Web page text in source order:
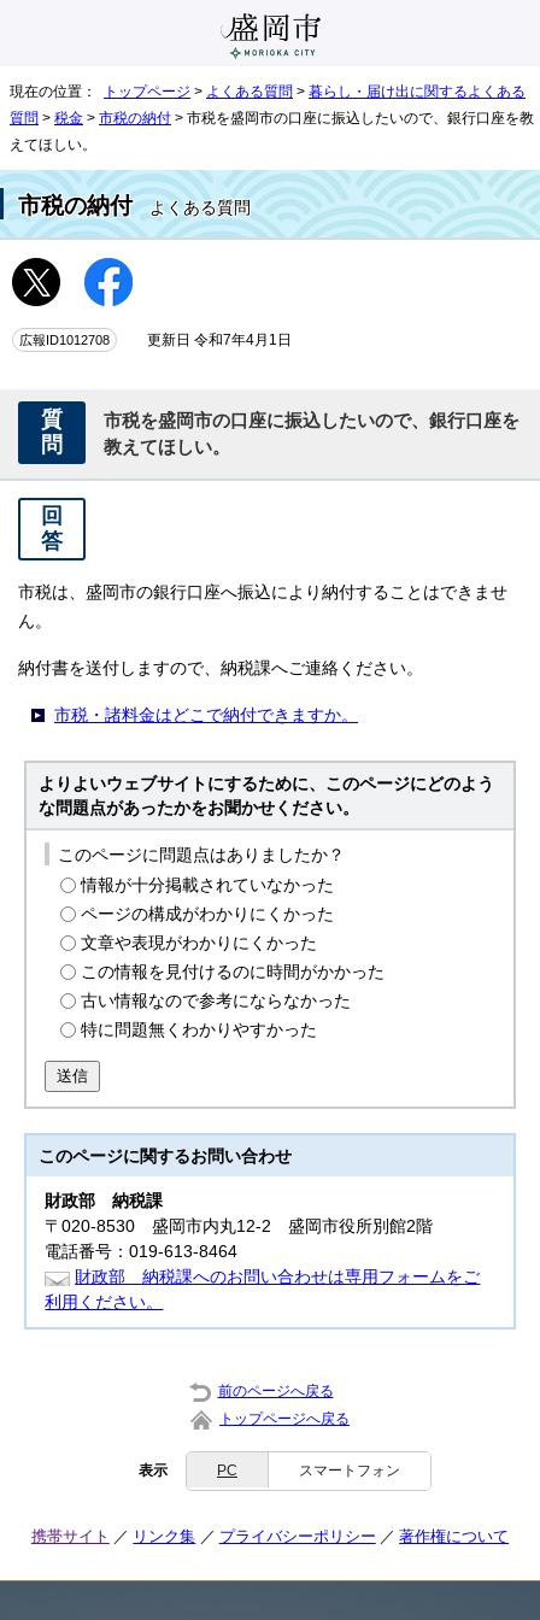
現在の位置： トップページ > よくある質問 > 暮らし・届け出に関するよくある
質問 > 税金 > 市税の納付 > 市税を盛岡市の口座に振込したいので、銀行口座を教
えてほしい。
市税の納付よくある質問
広報ID1012708 更新日 令和7年4月1日
質
問
市税を盛岡市の口座に振込したいので、銀行口座を
教えてほしい。
回
答
市税は、盛岡市の銀行口座へ振込により納付することはできませ
ん。
納付書を送付しますので、納税課へご連絡ください。
市税・諸料金はどこで納付できますか。
よりよいウェブサイトにするために、このページにどのよう
な問題点があったかをお聞かせください。
このページに問題点はありましたか？
情報が十分掲載されていなかった
ページの構成がわかりにくかった
文章や表現がわかりにくかった
この情報を見付けるのに時間がかかった
古い情報なので参考にならなかった
特に問題無くわかりやすかった
送信
このページに関するお問い合わせ
財政部納税課
〒020-8530 盛岡市内丸12-2 盛岡市役所別館2階
電話番号：019-613-8464
財政部 納税課へのお問い合わせは専用フォームをご
利用ください。
前のページへ戻る
トップページへ戻る
表示 PC スマートフォン
携帯サイト リンク集 プライバシーポリシー 著作権について